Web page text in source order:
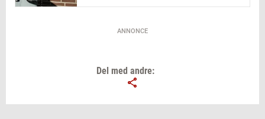
ANNONCE
Del med andre: